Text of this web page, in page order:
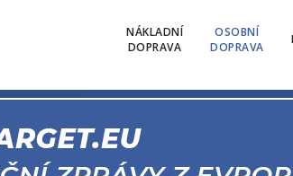
NÁKLADNÍ
DOPRAVA
OSOBNÍ
DOPRAVA